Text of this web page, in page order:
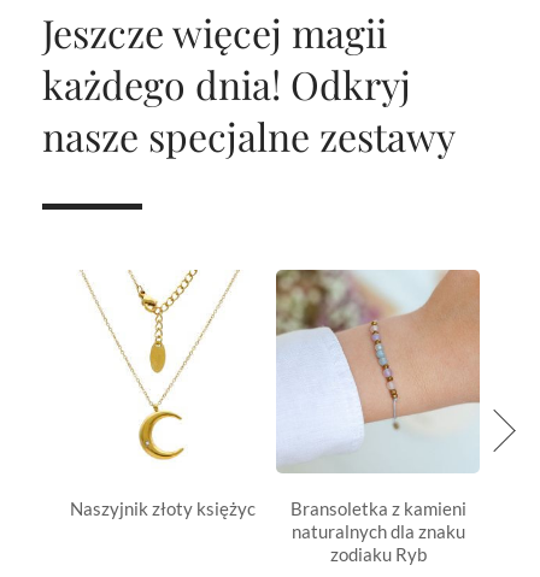
Jeszcze więcej magii
każdego dnia! Odkryj
nasze specjalne zestawy
Naszyjnik złoty księżyc
Bransoletka z kamieni
naturalnych dla znaku
zodiaku Ryb